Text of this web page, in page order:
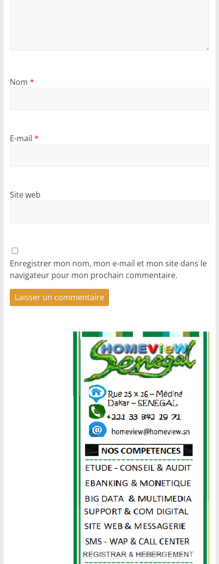
Nom *
E-mail *
Site web
Enregistrer mon nom, mon e-mail et mon site dans le
navigateur pour mon prochain commentaire.